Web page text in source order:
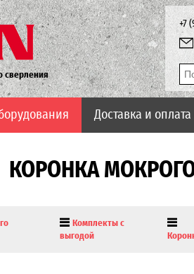
сверления
+7
Доставка и оплата
КОРОНКА
Комплекты с
выгодой